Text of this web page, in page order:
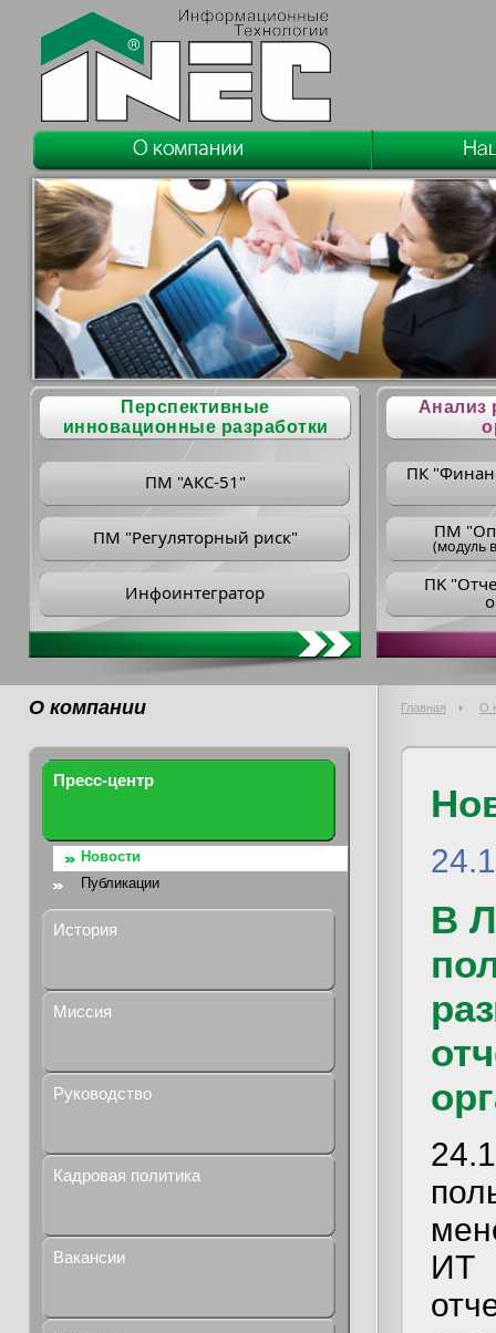
Перспективные
инновационные разработки
ПМ "АКС-51"
ПМ "Регуляторный риск"
Инфоинтегратор
Анализ
ПК
ПM
(модуль
ПK
О компании Главная О
Пресс-центр
Новости
Публикации
История
Миссия
Руководство
Кадровая политика
Вакансии
В
ИТ